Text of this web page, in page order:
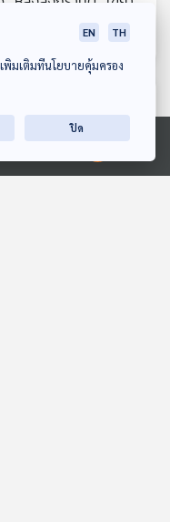
ไทย
บาล - ฝ่ายค้านEN TH
พิ่มเติมที่นโยบายคุ้มครอง
ปิด